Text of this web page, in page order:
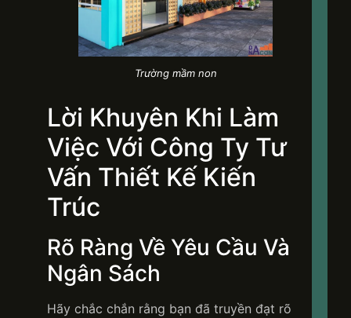
Trường mầm non
Lời Khuyên Khi Làm
Việc Với Công Ty Tư
Vấn Thiết Kế Kiến
Trúc
Rõ Ràng Về Yêu Cầu Và
Ngân Sách
Hãy chắc chắn rằng bạn đã truyền đạt rõ